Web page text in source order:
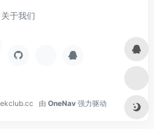
关于我们
由 OneNav 强力驱动